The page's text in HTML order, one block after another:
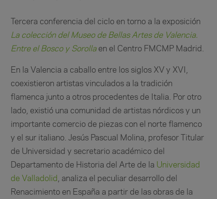
Tercera conferencia del ciclo en torno a la exposición
La colección del Museo de Bellas Artes de Valencia.
Entre el Bosco y Sorollaen el Centro FMCMP Madrid.
En la Valencia a caballo entre los siglos XV y XVI,
coexistieron artistas vinculados a la tradición
flamenca junto a otros procedentes de Italia. Por otro
lado, existió una comunidad de artistas nórdicos y un
importante comercio de piezas con el norte flamenco
y el sur italiano. Jesús Pascual Molina, profesor Titular
de Universidad y secretario académico del
Departamento de Historia del Arte de la Universidad
de Valladolid
, analiza el peculiar desarrollo del
Renacimiento en España a partir de las obras de la